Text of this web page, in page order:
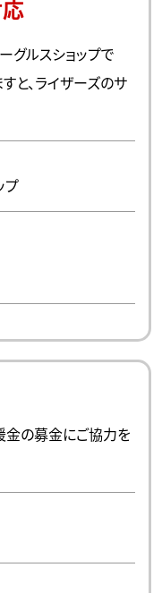
応
グルスショップで
と、ライザーズのサ
プ
の募金にご協力を